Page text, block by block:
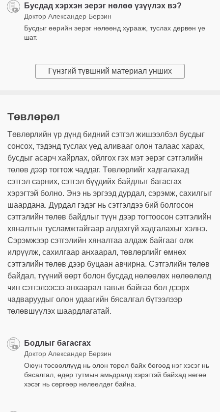
Бусдад хэрхэн эерэг нөлөө үзүүлэх вэ?
Доктор Александер Берзин
Бусдыг өөрийн эерэг нөлөөнд хурааж, туслах дөрвөн үе
шат.
Гүнзгий түвшний материал унших
Төвлөрөл
Төвлөрлийн үр дүнд бидний сэтгэл жишээлбэл бусдыг
сонсох, тэдэнд туслах үед аливааг олон талаас харах,
бусдыг асарч хайрлах, ойлгох гэх мэт эерэг сэтгэлийн
төлөв дээр тогтож чаддаг. Төвлөрлийг хадгалахад
сэтгэл сарних, сэтгэл бүүдийх байдлыг багасгах
хэрэгтэй болно. Энэ нь эргээд дурдал, сэрэмж, сахилгыг
шаардана. Дурдал гэдэг нь сэтгэлдээ бий болгосон
сэтгэлийн төлөв байдлыг түүн дээр тогтоосон сэтгэлийн
хяналтын тусламжтайгаар алдахгүй хадгалахыг хэлнэ.
Сэрэмжээр сэтгэлийн хяналтаа алдаж байгааг олж
илрүүлж, сахилгаар анхаарал, төвлөрлийг өмнөх
сэтгэлийн төлөв дээр буцаан авчирна. Сэтгэлийн төлөв
байдал, түүний өөрт болон бусдад нөлөөлөх нөлөөлөлд
чин сэтгэлээсээ анхаарал тавьж байгаа бол дээрх
чадваруудыг олон удаагийн бясалгал бүтээлээр
төлөвшүүлэх шаардлагатай.
Бодлыг багасгах
Доктор Александер Берзин
Оюун төсөөллүүд нь олон төрөл байх бөгөөд нэг хэсэг нь
бясалгал, өдөр тутмын амьдралд хэрэгтэй байхад нөгөө
хэсэг нь сөргөөр нөлөөлдөг байна.